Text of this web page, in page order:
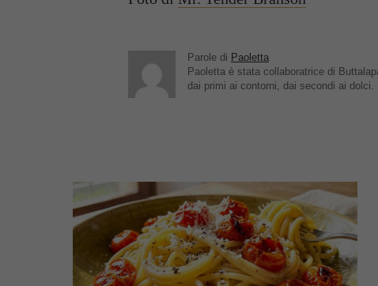
Parole di Paoletta
Paoletta è stata collaboratrice di
dai primi ai contorni, dai secondi ai dolci.